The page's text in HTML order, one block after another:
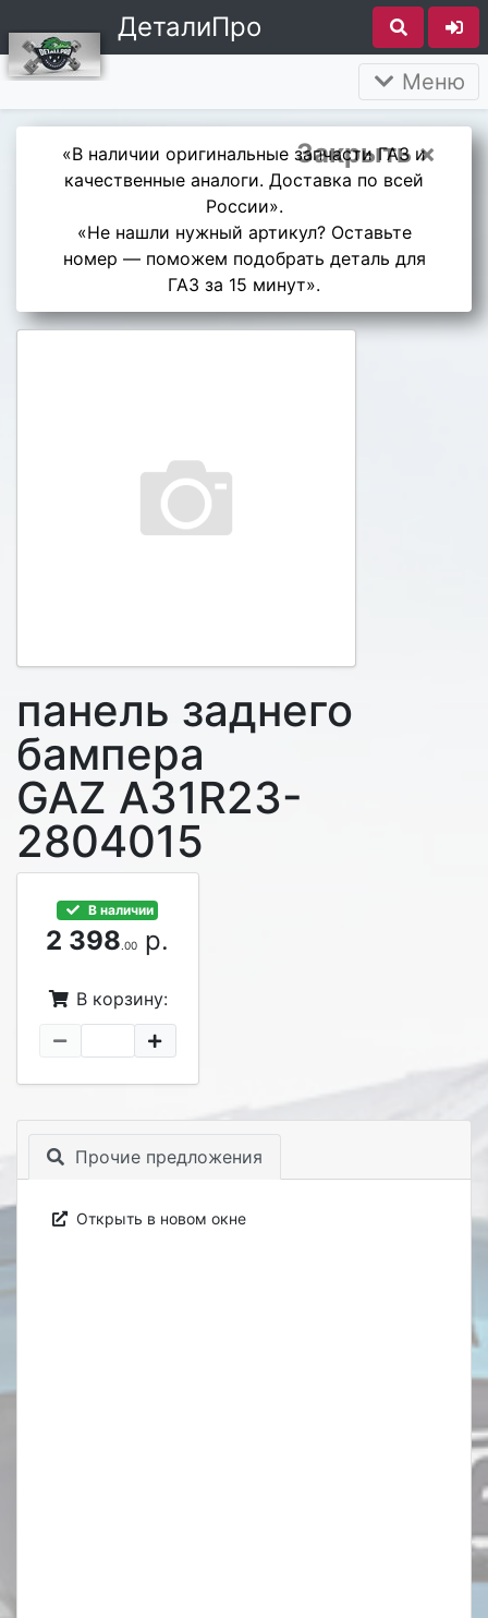
ДеталиПро
Меню
Закрыть ×
«В наличии оригинальные запчасти ГАЗ и
качественные аналоги. Доставка по всей
России».
«Не нашли нужный артикул? Оставьте
номер — поможем подобрать деталь для
ГАЗ за 15 минут».
панель заднего
бампера
GAZ A31R23-
2804015
В наличии
2 398.00 р.
В корзину:
Прочие предложения
Открыть в новом окне